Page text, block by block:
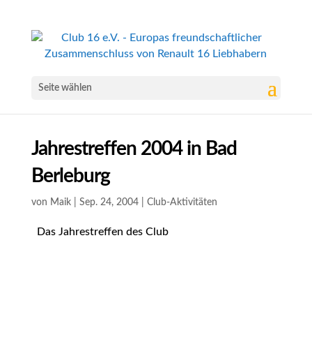
Seite wählen
Jahrestreffen 2004 in Bad
Berleburg
von Maik| Sep. 24, 2004| Club-Aktivitäten
Das Jahrestreffen des Club